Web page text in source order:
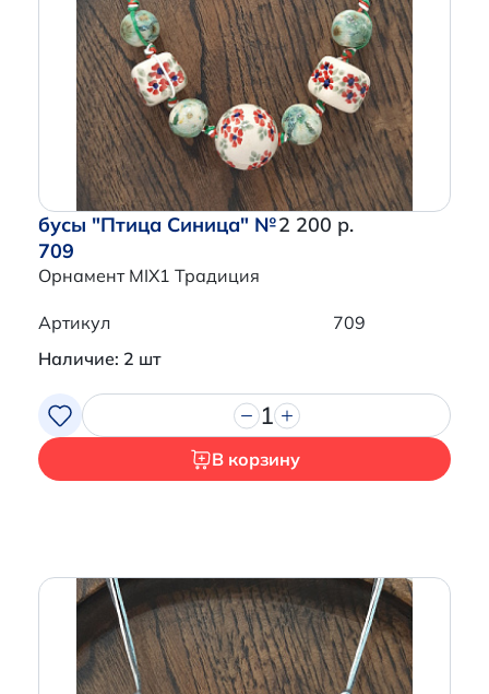
Итого:
бусы "Птица Синица" №
709
Орнамент MIX1 Традиция
2 200 р.
Артикул
709
Наличие: 2 шт
1
В корзину